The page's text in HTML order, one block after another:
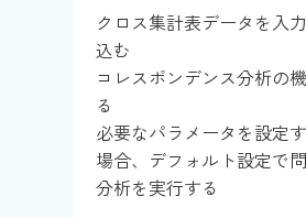
クロス集計表データを入
込む
コレスポンデンス分析の
る
必要なパラメータを設定
場合、デフォルト設定で問
分析を実行する